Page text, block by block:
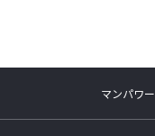
マンパワ